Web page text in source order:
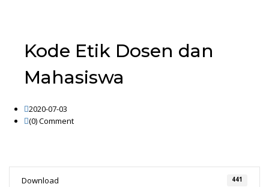
Kode Etik Dosen dan
Mahasiswa
2020-07-03
(0)Comment
Download 441